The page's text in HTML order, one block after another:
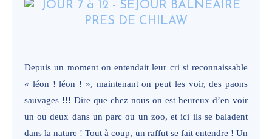
Depuis un moment on entendait leur cri si reconnaissable
« léon ! léon ! », maintenant on peut les voir, des paons
sauvages !!! Dire que chez nous on est heureux d’en voir
un ou deux dans un parc ou un zoo, et ici ils se baladent
dans la nature ! Tout à coup, un raffut se fait entendre ! Un